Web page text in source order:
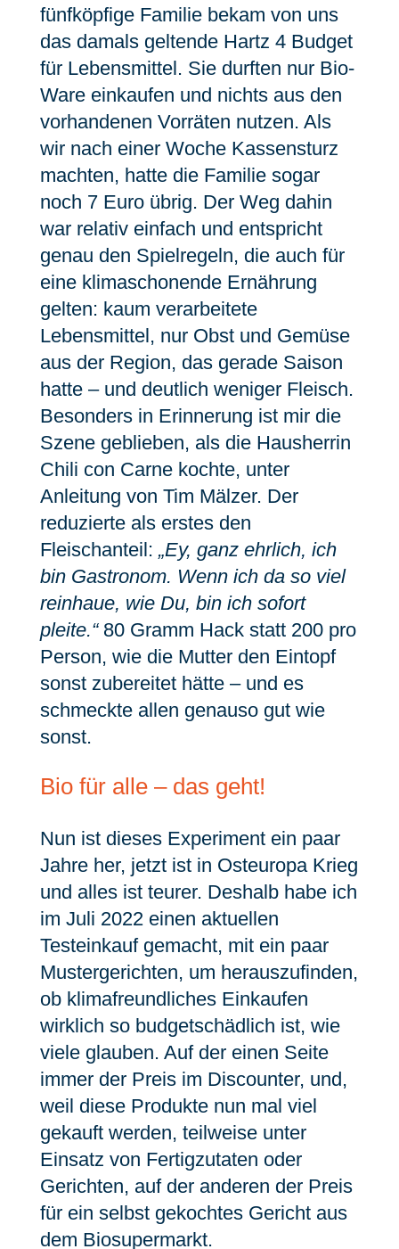
fünfköpfige Familie bekam von uns
das damals geltende Hartz 4 Budget
für Lebensmittel. Sie durften nur Bio-
Ware einkaufen und nichts aus den
vorhandenen Vorräten nutzen. Als
wir nach einer Woche Kassensturz
machten, hatte die Familie sogar
noch 7 Euro übrig. Der Weg dahin
war relativ einfach und entspricht
genau den Spielregeln, die auch für
eine klimaschonende Ernährung
gelten: kaum verarbeitete
Lebensmittel, nur Obst und Gemüse
aus der Region, das gerade Saison
hatte – und deutlich weniger Fleisch.
Besonders in Erinnerung ist mir die
Szene geblieben, als die Hausherrin
Chili con Carne kochte, unter
Anleitung von Tim Mälzer. Der
reduzierte als erstes den
Fleischanteil: „Ey, ganz ehrlich, ich
bin Gastronom. Wenn ich da so viel
reinhaue, wie Du, bin ich sofort
pleite.“80 Gramm Hack statt 200 pro
Person, wie die Mutter den Eintopf
sonst zubereitet hätte – und es
schmeckte allen genauso gut wie
sonst.
Bio für alle – das geht!
Nun ist dieses Experiment ein paar
Jahre her, jetzt ist in Osteuropa Krieg
und alles ist teurer. Deshalb habe ich
im Juli 2022 einen aktuellen
Testeinkauf gemacht, mit ein paar
Mustergerichten, um herauszufinden,
ob klimafreundliches Einkaufen
wirklich so budgetschädlich ist, wie
viele glauben. Auf der einen Seite
immer der Preis im Discounter, und,
weil diese Produkte nun mal viel
gekauft werden, teilweise unter
Einsatz von Fertigzutaten oder
Gerichten, auf der anderen der Preis
für ein selbst gekochtes Gericht aus
dem Biosupermarkt.